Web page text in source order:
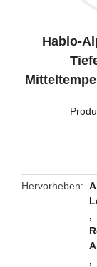
Habio-
Hervorheben
,
,